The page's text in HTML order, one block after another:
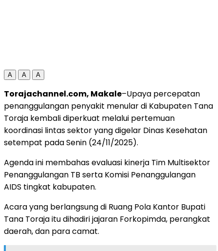
A A A
Torajachannel.com, Makale–Upaya percepatan
penanggulangan penyakit menular di Kabupaten Tana
Toraja kembali diperkuat melalui pertemuan
koordinasi lintas sektor yang digelar Dinas Kesehatan
setempat pada Senin (24/11/2025).
Agenda ini membahas evaluasi kinerja Tim Multisektor
Penanggulangan TB serta Komisi Penanggulangan
AIDS tingkat kabupaten.
Acara yang berlangsung di Ruang Pola Kantor Bupati
Tana Toraja itu dihadiri jajaran Forkopimda, perangkat
daerah, dan para camat.